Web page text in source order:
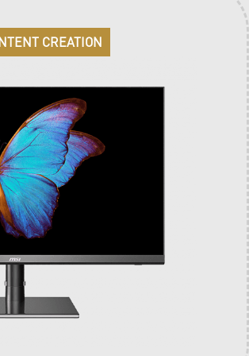
CREATION
CREATION